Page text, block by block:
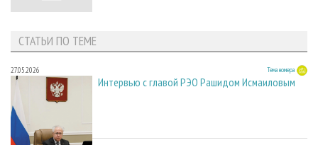
СТАТЬИ ПО ТЕМЕ
27.05.2026 Тема номера
Интервью с главой РЭО Рашидом Исмаиловым